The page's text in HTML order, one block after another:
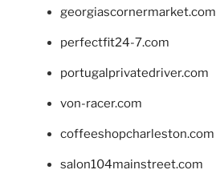
georgiascornermarket.com
perfectfit24-7.com
portugalprivatedriver.com
von-racer.com
coffeeshopcharleston.com
salon104mainstreet.com